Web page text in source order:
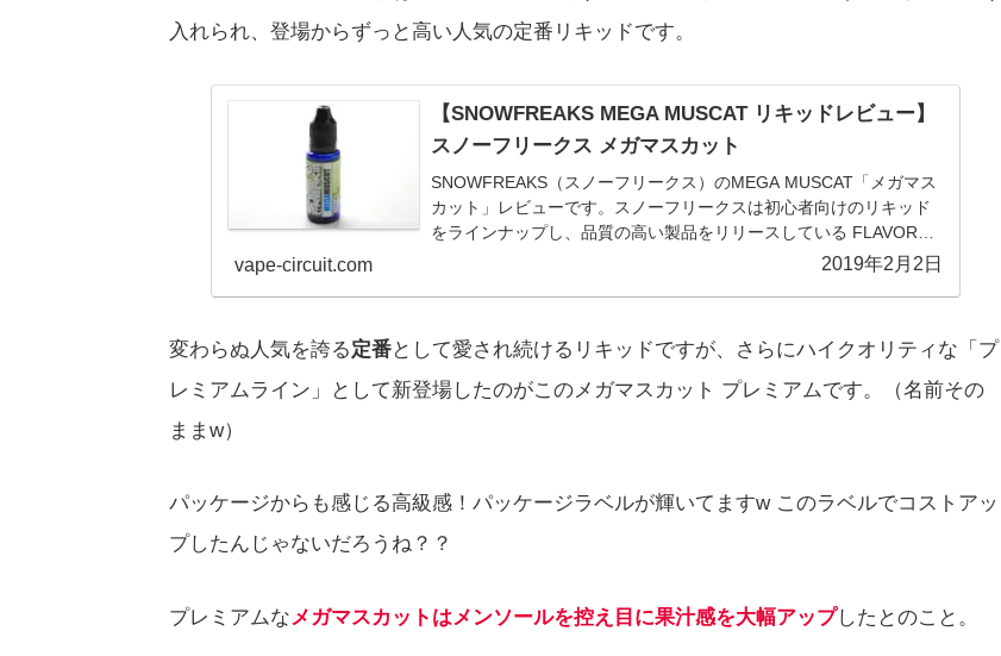
入れられ、登場からずっと高い人気の定番リキッドです。
【SNOWFREAKS MEGA MUSCAT リキッドレビュー】
スノーフリークス メガマスカット
SNOWFREAKS（スノーフリークス）のMEGA MUSCAT「メガマス
カット」レビューです。スノーフリークスは初心者向けのリキッド
をラインナップし、品質の高い製品をリリースしている FLAVOR
vape-circuit.com 2019年2月2日
変わらぬ人気を誇る定番として愛され続けるリキッドですが、さらにハイクオリティな「プ
レミアムライン」として新登場したのがこのメガマスカット プレミアムです。（名前その
ままw）
パッケージからも感じる高級感！パッケージラベルが輝いてますw このラベルでコストアッ
プしたんじゃないだろうね？？
プレミアムな メガマスカットはメンソールを控え目に果汁感を大幅アップしたとのこと。